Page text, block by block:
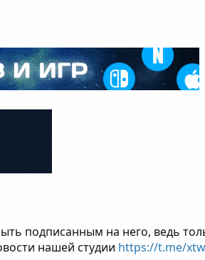
подписанным на него, ведь
нашей студии https://t.me/